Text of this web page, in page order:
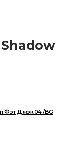
Фэт Джэк 04 /BG